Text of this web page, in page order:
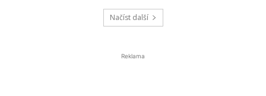
nejprve představí v Prostějově, který je
Načíst další
Reklama